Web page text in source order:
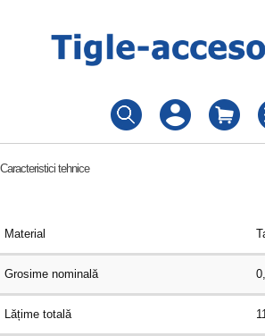
Caracteristici tehnice
Material
Grosime nominală
Lățime totală